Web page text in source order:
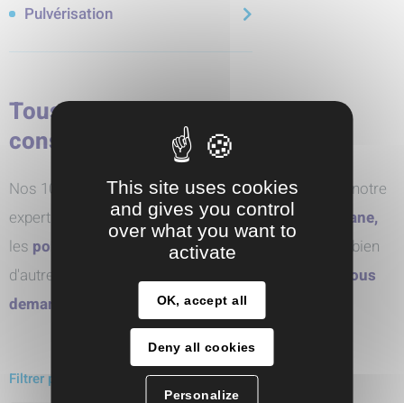
Pulvérisation
Tous nos produits par marque
constructeur
Nos 10 partenaires pour des solutions sur-mesure, notre
expertise sur lespompes pneumatiques à membrane,
les pompes centrifuges,lespompes doseuses
et bien
d'autres technologies innovantes. N'hésitez pas à
nous
demander conseil
Filtrer par marques
This site uses cookies
and gives you control
over what you want to
activate
OK, accept all
Deny all cookies
Personalize